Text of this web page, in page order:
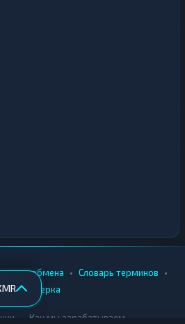
обмена • Словарь терминов •
проверка
Как мы зарабатываем